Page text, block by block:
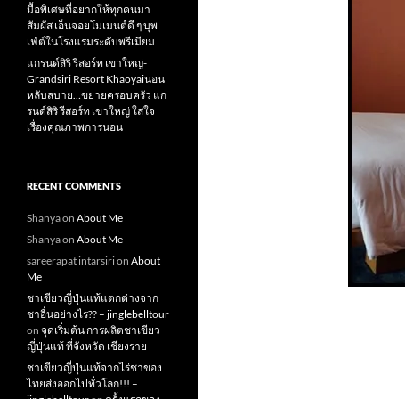
มื้อพิเศษที่อยากให้ทุกคนมา
สัมผัส เอ็นจอยโมเมนต์ดี ๆ บุพ
เฟ่ต์ในโรงแรมระดับพรีเมียม
แกรนด์สิริ​ รีสอร์ท​ เขาใหญ่​-
Grandsiri​ Resort​ Khaoyaiนอน
หลับสบาย…ขยายครอบครัว แก
รนด์สิริ รีสอร์ท เขาใหญ่ ใส่ใจ
เรื่องคุณภาพการนอน
RECENT COMMENTS
Shanyaon About Me
Shanyaon About Me
sareerapat intarsirion About
Me
ชาเขียวญี่ปุ่นแท้แตกต่างจาก
ชาอื่นอย่างไร?? – jinglebelltour
on จุดเริ่มต้น การผลิตชาเขียว
ญี่ปุ่นแท้ ที่จังหวัด เชียงราย
ชาเขียวญี่ปุ่นแท้จากไร่ชาของ
ไทยส่งออกไปทั่วโลก!!! –